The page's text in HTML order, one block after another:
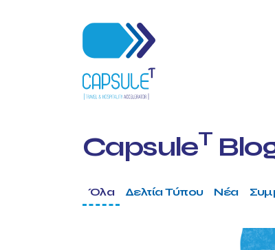
CapsuleT
Όλα Δελτία Τύπου Νέα